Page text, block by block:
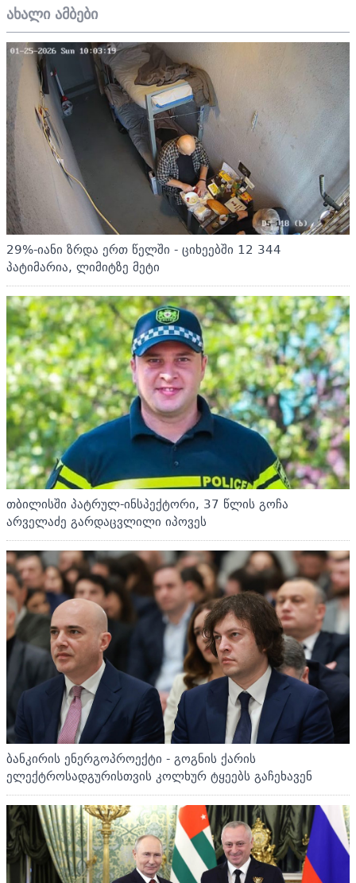
ახალი ამბები
29%-იანი ზრდა ერთ წელში - ციხეებში 12 344
პატიმარია, ლიმიტზე მეტი
თბილისში პატრულ-ინსპექტორი, 37 წლის გოჩა
არველაძე გარდაცვლილი იპოვეს
ბანკირის ენერგოპროექტი - გოგნის ქარის
ელექტროსადგურისთვის კოლხურ ტყეებს გაჩეხავენ